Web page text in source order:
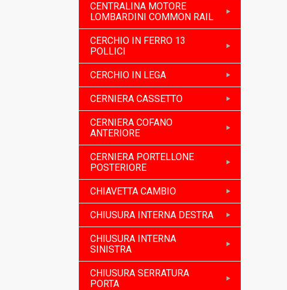
CENTRALINA MOTORE
LOMBARDINI COMMON RAIL
CERCHIO IN FERRO 13
POLLICI
CERCHIO IN LEGA
CERNIERA CASSETTO
CERNIERA COFANO
ANTERIORE
CERNIERA PORTELLONE
POSTERIORE
CHIAVETTA CAMBIO
CHIUSURA INTERNA DESTRA
CHIUSURA INTERNA
SINISTRA
CHIUSURA SERRATURA
PORTA